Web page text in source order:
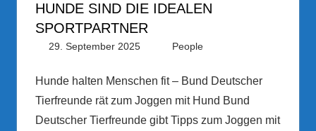
HUNDE SIND DIE IDEALEN
SPORTPARTNER
29. September 2025 PRGateway
People
Hunde halten Menschen fit – Bund Deutscher
Tierfreunde rät zum Joggen mit Hund Bund
Deutscher Tierfreunde gibt Tipps zum Joggen mit